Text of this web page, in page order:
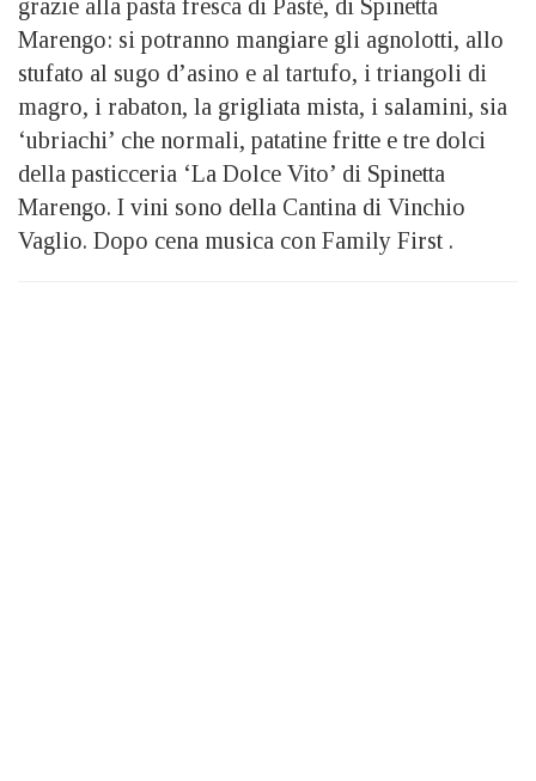
grazie alla pasta fresca di Pastè, di Spinetta
Marengo: si potranno mangiare gli agnolotti, allo
stufato al sugo d’asino e al tartufo, i triangoli di
magro, i rabaton, la grigliata mista, i salamini, sia
‘ubriachi’ che normali, patatine fritte e tre dolci
della pasticceria ‘La Dolce Vito’ di Spinetta
Marengo. I vini sono della Cantina di Vinchio
Vaglio. Dopo cena musica con Family First .